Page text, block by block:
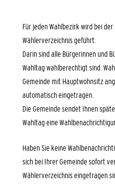
Für jeden Wahlbezirk wird bei
Wählerverzeichnis geführt.
Darin sind alle Bürgerinnen und
Wahltag wahlberechtigt sind.
Gemeinde mit Hauptwohnsitz
automatisch eingetragen.
Die Gemeinde sendet Ihnen
Wahltag eine
Haben Sie keine
sich bei Ihrer Gemeinde sofort
Wählerverzeichnis eingetragen